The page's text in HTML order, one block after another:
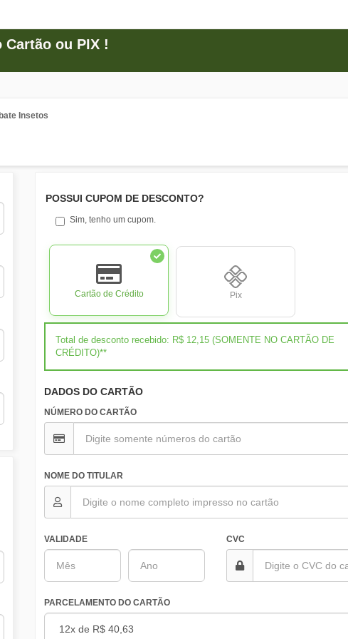
Cartão ou PIX !
Insetos
POSSUI CUPOM DE DESCONTO?
Sim, tenho um cupom.
Cartão de Crédito Pix
Total de desconto recebido: R$ 12,15 (SOMENTE NO CARTÃO DE
CRÉDITO)**
DADOS DO CARTÃO
NÚMERO DO CARTÃO
NOME DO TITULAR
VALIDADE CVC
PARCELAMENTO DO CARTÃO